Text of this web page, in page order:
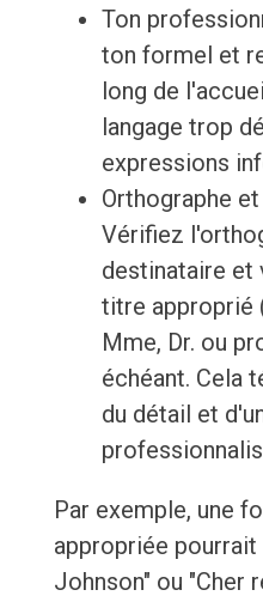
Ton
ton formel et
long de
langage trop
expressions
Orthographe
Vérifiez
destinataire et
titre approprié
Mme, Dr. ou
échéant. Cela
du détail et
Par exemple, une
appropriée
Johnson" ou "Cher